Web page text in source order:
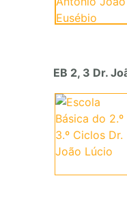
EB 2, 3 Dr.